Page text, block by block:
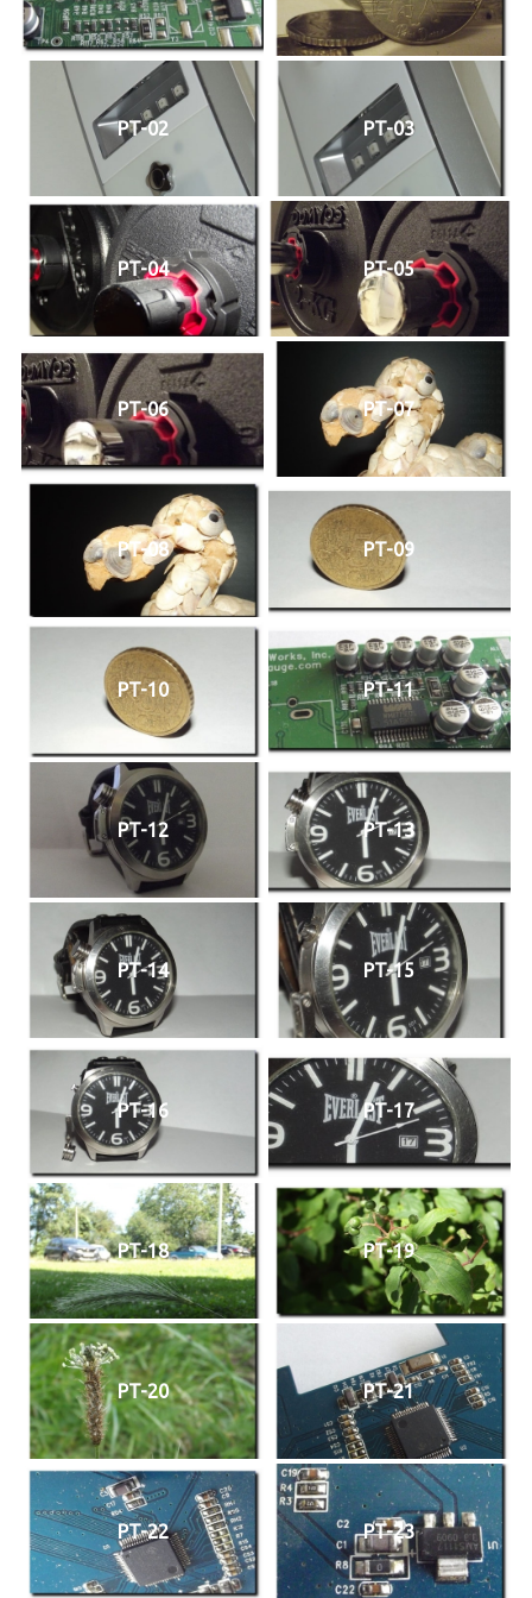
PT-02 PT-03
PT-04 PT-05
PT-06 PT-07
PT-08 PT-09
PT-10 PT-11
PT-12 PT-13
PT-14 PT-15
PT-16 PT-17
PT-18 PT-19
PT-20 PT-21
PT-22 PT-23